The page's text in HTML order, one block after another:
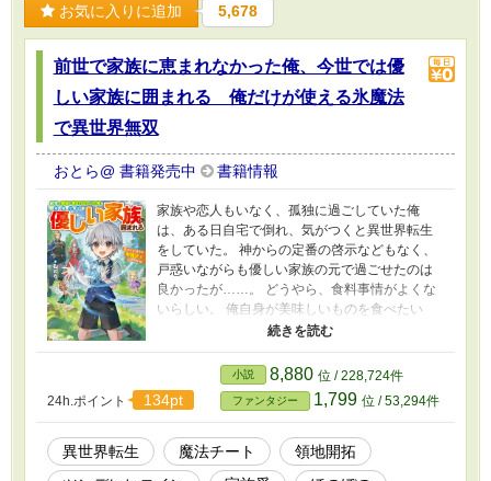
お気に入りに追加 5,678
前世で家族に恵まれなかった俺、今世では優
しい家族に囲まれる 俺だけが使える氷魔法
で異世界無双
おとら@ 書籍発売中 書籍情報
家族や恋人もいなく、孤独に過ごしていた俺
は、ある日自宅で倒れ、気がつくと異世界転生
をしていた。 神からの定番の啓示などもなく、
戸惑いながらも優しい家族の元で過ごせたのは
良かったが……。 どうやら、食料事情がよくな
いらしい。 俺自身が美味しいものを食べたい
し、大事な家族のために何とかしないと！ そう
開始するのだった。 これは孤独だった者が家族
のために奮闘したり、時に冒険に出たり、飯テ
ロしたり、もふもふしたりと……ある意味で好
き勝手に生きる物語。 しかし、それが意味する
ところは……。
24h.ポイント 134pt
小説 8,880 位 / 228,724件
ファンタジー 1,799 位 / 53,294件
異世界転生 魔法チート
領地開拓